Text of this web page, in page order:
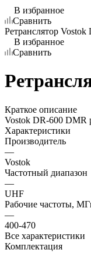
В избранное
Сравнить
Ретранслятор Vostok
В избранное
Сравнить
Краткое описание
Vostok DR-600 DMR
Характеристики
Производитель
—
Vostok
Частотный диапазон
—
UHF
Рабочие частоты,
—
400-470
Все характеристики
Комплектация